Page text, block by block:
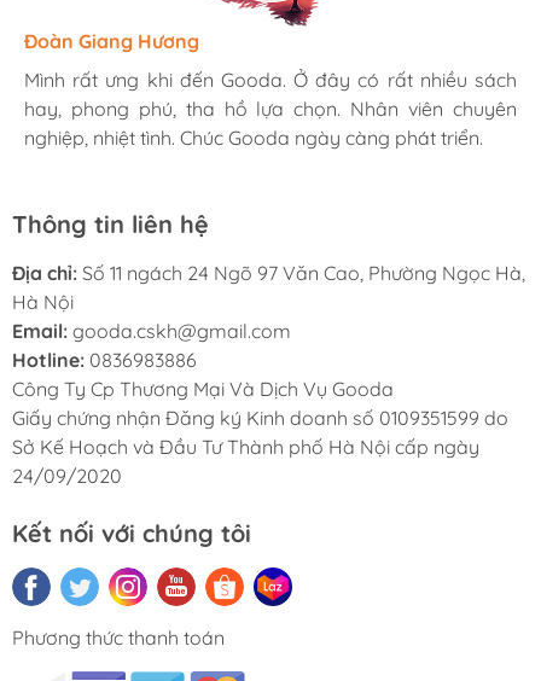
Hương Suri
Mình rất ưng khi đến Gooda. Ở đây có rất nhiều sách
hay, phong phú, tha hồ lựa chọn. Nhân viên chuyên
nghiệp, nhiệt tình. Chúc Gooda ngày càng phát triển.
Đoàn Giang Hương
Mình rất ưng khi đến Gooda. Ở đây có rất nhiều sách
hay, phong phú, tha hồ lựa chọn. Nhân viên chuyên
nghiệp, nhiệt tình. Chúc Gooda ngày càng phát triển.
Ngọc Anh
Mình rất ưng khi đến Gooda. Ở đây có rất nhiều sách
hay, phong phú, tha hồ lựa chọn. Nhân viên chuyên
nghiệp, nhiệt tình. Chúc Gooda ngày càng phát triển.
Thông tin liên hệ
Địa chỉ: Số 11 ngách 24 Ngõ 97 Văn Cao, Phường Ngọc Hà,
Hà Nội
Email: gooda.cskh@gmail.com
Hotline: 0836983886
Công Ty Cp Thương Mại Và Dịch Vụ Gooda
Giấy chứng nhận Đăng ký Kinh doanh số 0109351599 do
Sở Kế Hoạch và Đầu Tư Thành phố Hà Nội cấp ngày
24/09/2020
Kết nối với chúng tôi
Phương thức thanh toán